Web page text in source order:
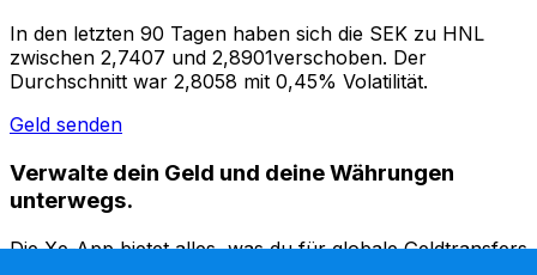
In den letzten 90 Tagen haben sich die SEK zu HNL
zwischen 2,7407 und 2,8901verschoben. Der
Durchschnitt war 2,8058 mit 0,45% Volatilität.
Geld senden
Verwalte dein Geld und deine Währungen
unterwegs.
Die Xe-App bietet alles, was du für globale Geldtransfers